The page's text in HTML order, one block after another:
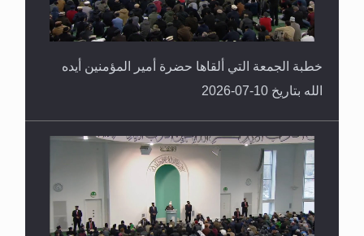
خطبة الجمعة التي ألقاها حضرة أمير المؤمنين أيده
الله بتاريخ 10-07-2026